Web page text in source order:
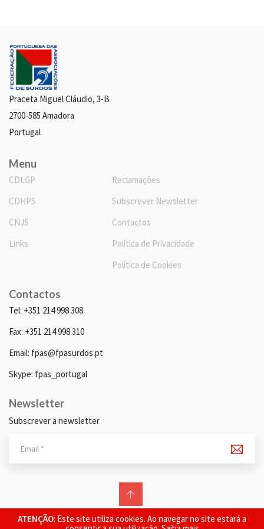
ATENÇÃO: Este site utiliza cookies. Ao navegar no site estará a
Praceta Miguel Cláudio, 3-B
2700-585 Amadora
Portugal
Menu
CDLGP
CDHPS
CNJS
Links
Reclamações
Subscrever Newsletter
Contactos
Política de Privacidade
Política de Cookies
Contactos
Tel: +351 214 998 308
Fax: +351 214 998 310
Email: fpas@fpasurdos.pt
Skype: fpas_portugal
Newsletter
Subscrever a newsletter
© 2026 FPAS. Todos os direitos reservados.